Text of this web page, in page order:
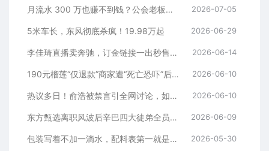
月流水 300 万也赚不到钱？公会老板晒完整账单，直面黑奴合同全网争议 2026-07-05
5米车长，东风彻底杀疯！19.98万起 2026-06-29
李佳琦直播卖奔驰，订金链接一出秒售罄！头部主播卖车，反而说明日子不好过了！ 2026-06-14
190元榴莲“仅退款”商家遭“死亡恐吓”后，一女子买1100件衣服仅退款1000件！“仅退款”的尽头难道是踩缝纫机？ 2026-06-10
热议多日！俞浩被禁言引全网讨论，如今微博官方首度公开回应 2026-06-10
东方甄选离职风波后辛巴四大徒弟全员离场！直播带货黄金时代落幕 2026-06-09
包装写着不加一滴水，配料表第一就是水，这届商家的文字游戏玩疯了 2026-05-30